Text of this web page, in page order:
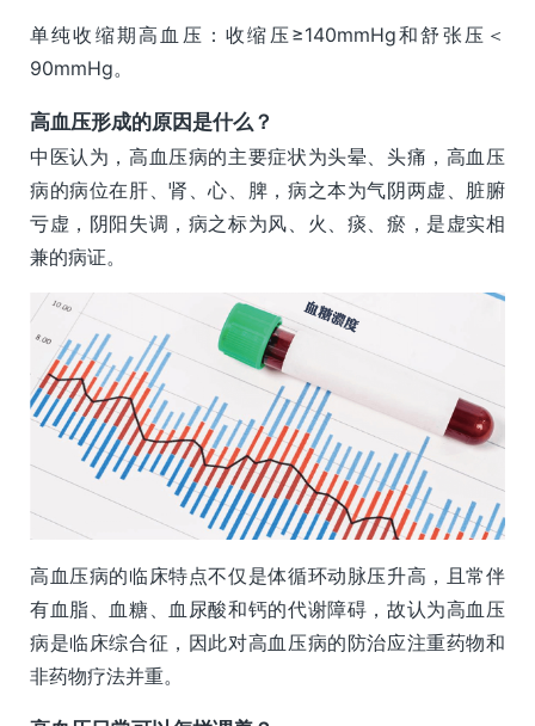
单纯收缩期高血压：收缩压≥140mmHg和舒张压＜
90mmHg。
高血压形成的原因是什么？
中医认为，高血压病的主要症状为头晕、头痛，高血压
病的病位在肝、肾、心、脾，病之本为气阴两虚、脏腑
亏虚，阴阳失调，病之标为风、火、痰、瘀，是虚实相
兼的病证。
高血压病的临床特点不仅是体循环动脉压升高，且常伴
有血脂、血糖、血尿酸和钙的代谢障碍，故认为高血压
病是临床综合征，因此对高血压病的防治应注重药物和
非药物疗法并重。